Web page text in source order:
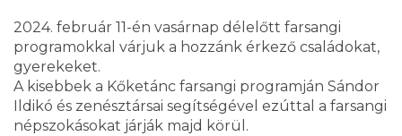
2024. február 11-én vasárnap délelőtt farsangi
programokkal várjuk a hozzánk érkező családokat,
gyerekeket.
A kisebbek a Kőketánc farsangi programján Sándor
Ildikó és zenésztársai segítségével ezúttal a farsangi
népszokásokat járják majd körül.